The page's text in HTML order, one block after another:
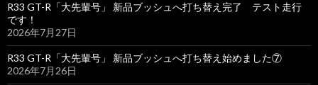
R33 GT-R「大先輩号」 新品ブッシュへ打ち替え完了 テスト走行
です！
2026年7月27日
R33 GT-R「大先輩号」 新品ブッシュへ打ち替え始めました⑦
2026年7月26日